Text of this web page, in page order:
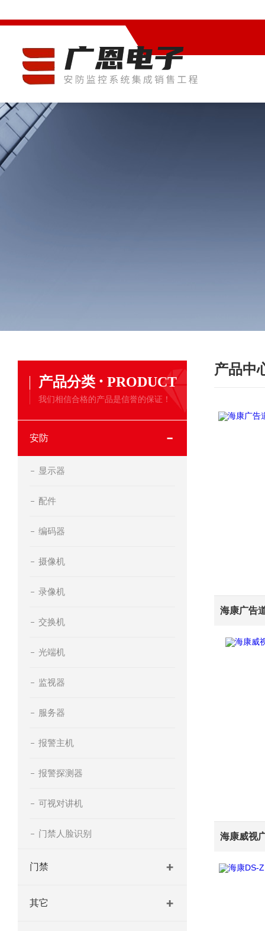
产品分类 · PRODUCT
我们相信合格的产品是信誉的保证！
安防
显示器
配件
编码器
摄像机
录像机
交换机
光端机
监视器
服务器
报警主机
报警探测器
可视对讲机
门禁人脸识别
门禁
其它
产品中